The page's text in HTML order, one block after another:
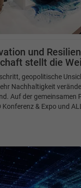
und
stellt die
geopolitische
Nachhaltigkeit
Auf der gemeinsamen
Konferenz & Expo und